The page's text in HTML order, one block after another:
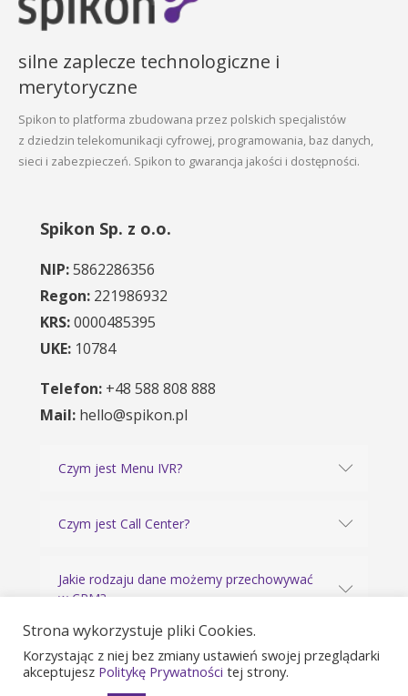
silne zaplecze technologiczne i
merytoryczne
Spikon to platforma zbudowana przez polskich specjalistów
z dziedzin telekomunikacji cyfrowej, programowania, baz danych,
sieci i zabezpieczeń. Spikon to gwarancja jakości i dostępności.
Spikon Sp. z o.o.
NIP:5862286356
Regon: 221986932
KRS:0000485395
UKE: 10784
Telefon: +48 588 808 888
Mail: hello@spikon.pl
Czym jest Menu IVR?
Czym jest Call Center?
Jakie rodzaju dane możemy przechowywać
w CRM?
ZOBACZ WSZYSTKIE PYTANIA
Strona wykorzystuje pliki Cookies.
Korzystając z niej bez zmiany ustawień swojej przeglądarki
akceptujesz Politykę Prywatności tej strony.